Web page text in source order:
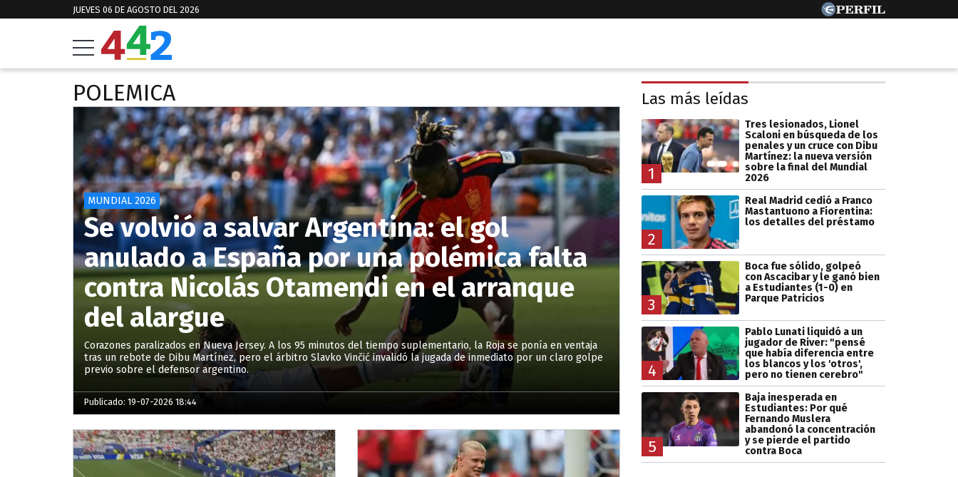
JUEVES 06 DE AGOSTO DEL 2026
POLEMICA
MUNDIAL 2026
Se volvió a salvar Argentina: el gol
anulado a España por una polémica falta
contra Nicolás Otamendi en el arranque
del alargue
Corazones paralizados en Nueva Jersey. A los 95 minutos del tiempo suplementario, la Roja se ponía en ventaja
tras un rebote de Dibu Martínez, pero el árbitro Slavko Vinčić invalidó la jugada de inmediato por un claro golpe
previo sobre el defensor argentino.
Publicado: 19-07-2026 18:44
Las más leídas
1
Tres lesionados, Lionel
Scaloni en búsqueda de los
penales y un cruce con Dibu
Martínez: la nueva versión
sobre la final del Mundial
2026
2
Real Madrid cedió a Franco
Mastantuono a Fiorentina:
los detalles del préstamo
3
Boca fue sólido, golpeó
con Ascacibar y le ganó bien
a Estudiantes (1-0) en
Parque Patricios
4
Pablo Lunati liquidó a un
jugador de River: "pensé
que había diferencia entre
los blancos y los 'otros',
pero no tienen cerebro"
5
Baja inesperada en
Estudiantes: Por qué
Fernando Muslera
abandonó la concentración
y se pierde el partido
contra Boca